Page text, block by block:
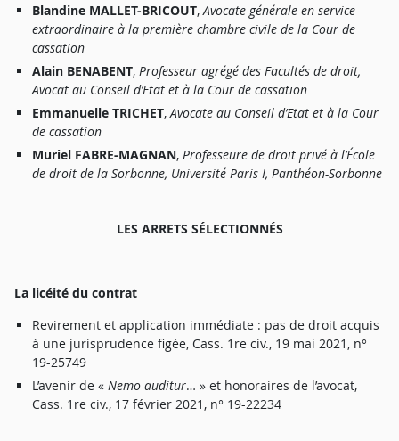
Blandine MALLET-BRICOUT, Avocate générale en service
extraordinaire à la première chambre civile de la Cour de
cassation
Alain BENABENT, Professeur agrégé des Facultés de droit,
Avocat au Conseil d’Etat et à la Cour de cassation
Emmanuelle TRICHET, Avocate au Conseil d’Etat et à la Cour
de cassation
Muriel FABRE-MAGNAN, Professeure de droit privé à l’École
de droit de la Sorbonne, Université Paris I, Panthéon-Sorbonne
LES ARRETS SÉLECTIONNÉS
La licéité du contrat
Revirement et application immédiate : pas de droit acquis
à une jurisprudence figée, Cass. 1 re civ., 19 mai 2021 , n°
19-25749
L’avenir de « Nemo auditur… » et honoraires de l’avocat,
Cass. 1 re civ., 17 février 2021 , n° 19-22234